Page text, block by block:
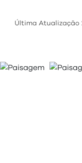
Última Atualização